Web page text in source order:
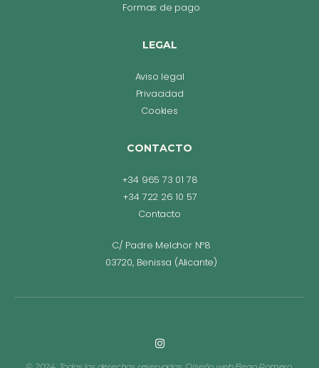
Formas de pago
LEGAL
Aviso legal
Privacidad
Cookies
CONTACTO
+34 965 73 01 78
+34 722 26 10 57
Contacto
C/ Padre Melchor Nº8
03720, Benissa (Alicante)